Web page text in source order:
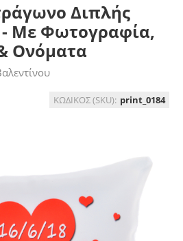
Διπλής
Με Φωτογραφία,
Ονόματα
ΚΩΔΙΚΟΣ (SKU): print_0184